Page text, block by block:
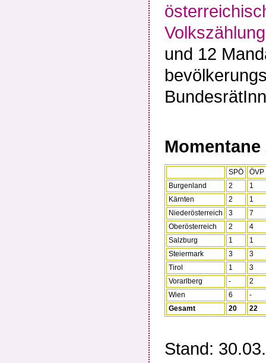
Volkszählung
und 12
SPÖ
ÖVP
Burgenland
2
1
Kärnten
2
1
Niederösterreich
3
7
Oberösterreich
2
4
Salzburg
1
1
Steiermark
3
3
Tirol
1
3
Vorarlberg
-
2
Wien
6
-
Gesamt
20 22
Stand: